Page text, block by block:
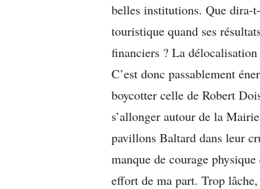
belles institutions. Que dira-
touristique quand ses
financiers ? La délocalisation
C’est donc passablement
boycotter celle de Robert
s’allonger autour de la
pavillons Baltard dans leur
manque de courage
effort de ma part. Trop